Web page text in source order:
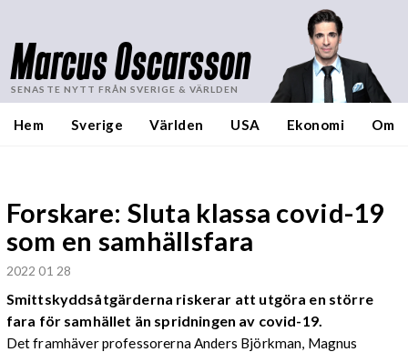
Marcus Oscarsson
SENASTE NYTT FRÅN SVERIGE & VÄRLDEN
Hem Sverige Världen USA Ekonomi Om
Forskare: Sluta klassa covid-19
som en samhällsfara
2022 01 28
Smittskyddsåtgärderna riskerar att utgöra en större
fara för samhället än spridningen av covid-19.
Det framhäver professorerna Anders Björkman, Magnus